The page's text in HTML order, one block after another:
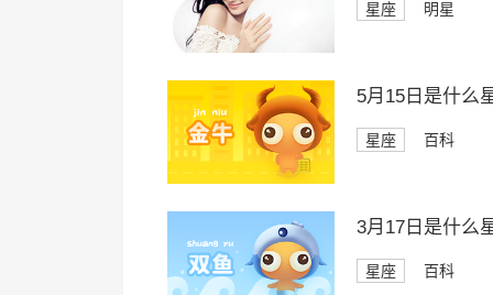
星座 明星
5月15日是什么
星座 百科
3月17日是什么
星座 百科